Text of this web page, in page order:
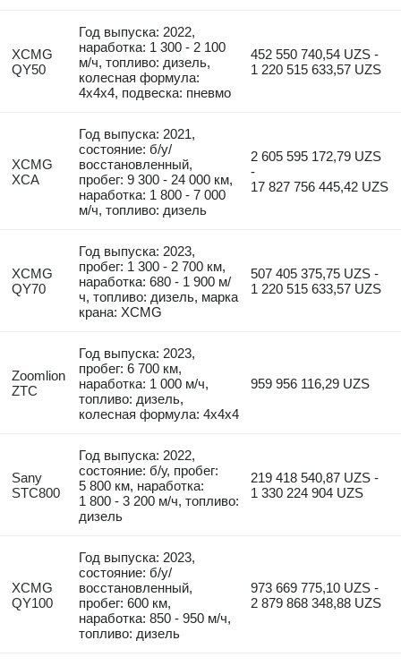
XCMG
QY50
Год выпуска: 2022,
наработка: 1 300 - 2 100
м/ч, топливо: дизель,
колесная формула:
4x4x4, подвеска: пневмо
452 550 740,54 UZS -
1 220 515 633,57 UZS
XCMG
XCA
Год выпуска: 2021,
состояние: б/у/
восстановленный,
пробег: 9 300 - 24 000 км,
наработка: 1 800 - 7 000
м/ч, топливо: дизель
2 605 595 172,79 UZS
-
17 827 756 445,42 UZS
XCMG
QY70
Год выпуска: 2023,
пробег: 1 300 - 2 700 км,
наработка: 680 - 1 900 м/
ч, топливо: дизель, марка
крана: XCMG
507 405 375,75 UZS -
1 220 515 633,57 UZS
Zoomlion
ZTC
Год выпуска: 2023,
пробег: 6 700 км,
наработка: 1 000 м/ч,
топливо: дизель,
колесная формула: 4x4x4
959 956 116,29 UZS
Sany
STC800
Год выпуска: 2022,
состояние: б/у, пробег:
5 800 км, наработка:
1 800 - 3 200 м/ч, топливо:
дизель
219 418 540,87 UZS -
1 330 224 904 UZS
XCMG
QY100
Год выпуска: 2023,
состояние: б/у/
восстановленный,
пробег: 600 км,
наработка: 850 - 950 м/ч,
топливо: дизель
973 669 775,10 UZS -
2 879 868 348,88 UZS